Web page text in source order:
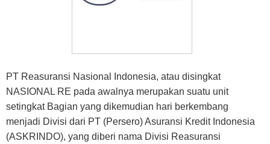
PT Reasuransi Nasional Indonesia, atau disingkat
NASIONAL RE pada awalnya merupakan suatu unit
setingkat Bagian yang dikemudian hari berkembang
menjadi Divisi dari PT (Persero) Asuransi Kredit Indonesia
(ASKRINDO), yang diberi nama Divisi Reasuransi